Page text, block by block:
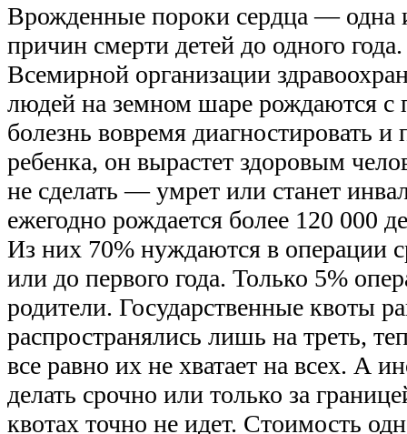
Врожденные пороки сердца — одна
причин смерти детей до одного
Всемирной организации
людей на земном шаре рождаются с
болезнь вовремя диагностировать и
ребенка, он вырастет здоровым
не сделать — умрет или станет
ежегодно рождается более 120 000
Из них 70% нуждаются в операции
или до первого года. Только 5%
родители. Государственные квоты
распространялись лишь на треть,
все равно их не хватает на всех. А
делать срочно или только за
квотах точно не идет. Стоимость